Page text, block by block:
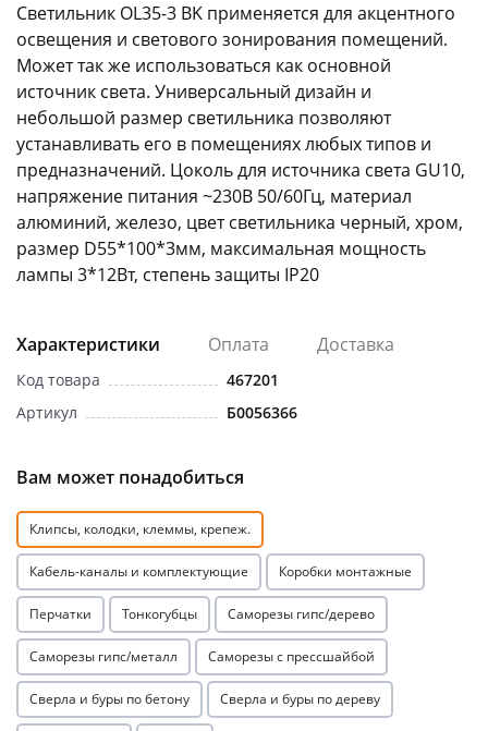
Светильник OL35-3 BK применяется для акцентного
освещения и светового зонирования помещений.
Может так же использоваться как основной
источник света. Универсальный дизайн и
небольшой размер светильника позволяют
устанавливать его в помещениях любых типов и
предназначений. Цоколь для источника света GU10,
напряжение питания ~230В 50/60Гц, материал
алюминий, железо, цвет светильника черный, хром,
размер D55*100*3мм, максимальная мощность
лампы 3*12Вт, степень защиты IP20
Характеристики Оплата Доставка
Код товара
467201
Артикул
Б0056366
Вам может понадобиться
Клипсы, колодки, клеммы, крепеж.
Кабель-каналы и комплектующие Коробки монтажные
Перчатки Тонкогубцы Саморезы гипс/дерево
Саморезы гипс/металл Саморезы с прессшайбой
Сверла и буры по бетону Сверла и буры по дереву